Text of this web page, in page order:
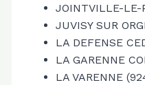
JOINTVILLE-LE-
JUVISY SUR
LA DEFENSE
LA GARENNE
LA VARENNE